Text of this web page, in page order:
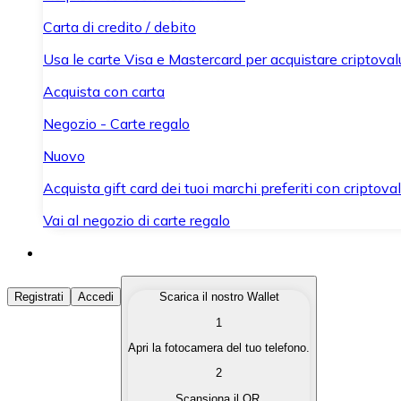
Carta di credito / debito
Usa le carte Visa e Mastercard per acquistare
Acquista con carta
Negozio - Carte regalo
Nuovo
Acquista gift card dei tuoi marchi preferiti con
Vai al negozio di carte regalo
Acquista Criptovalute
Acquista le criptovalute che ti interessano in modo
Converti le tue criptovalute in valuta fiat quando ne hai
Registrati Accedi
Scarica il nostro Wallet
1
Apri la fotocamera del tuo telefono.
2